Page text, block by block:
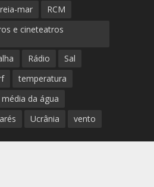
mar
RCM
e cineteatros
Rádio
Sal
temperatura
da água
Ucrânia
vento